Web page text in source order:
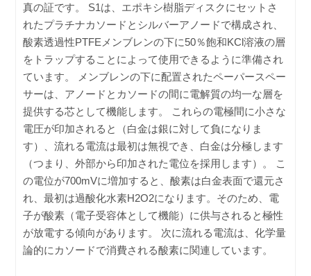
真の証です。 S1は、エポキシ樹脂ディスクにセットさ
れたプラチナカソードとシルバーアノードで構成され、
酸素透過性PTFEメンブレンの下に50％飽和KCl溶液の層
をトラップすることによって使用できるように準備され
ています。 メンブレンの下に配置されたペーパースペー
サーは、アノードとカソードの間に電解質の均一な層を
提供する芯として機能します。 これらの電極間に小さな
電圧が印加されると（白金は銀に対して負になりま
す）、流れる電流は最初は無視でき、白金は分極します
（つまり、外部から印加された電位を採用します）。 こ
の電位が700mVに増加すると、酸素は白金表面で還元さ
れ、最初は過酸化水素H2O2になります。そのため、電
子が酸素（電子受容体として機能）に供与されると極性
が放電する傾向があります。 次に流れる電流は、化学量
論的にカソードで消費される酸素に関連しています。